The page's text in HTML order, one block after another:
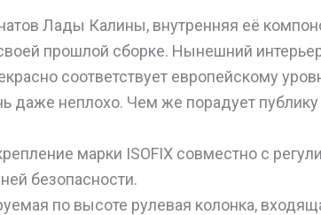
Лады Калины, внутренняя её
прошлой сборке. Нынешний
соответствует европейскому
даже неплохо. Чем же порадует публику
марки ISOFIX совместно с
безопасности.
по высоте рулевая колонка,